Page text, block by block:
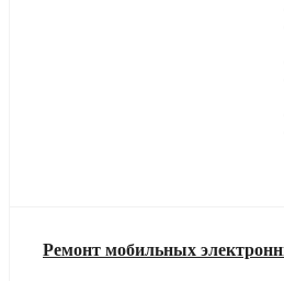
Ремонт мобильных